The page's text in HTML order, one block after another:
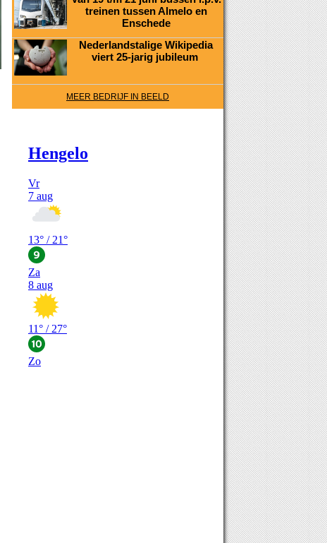
treinen tussen Almelo en
Enschede
Nederlandstalige Wikipedia
viert 25-jarig jubileum
MEER BEDRIJF IN BEELD